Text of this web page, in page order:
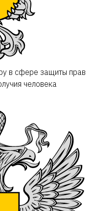
в сфере защиты прав
человека